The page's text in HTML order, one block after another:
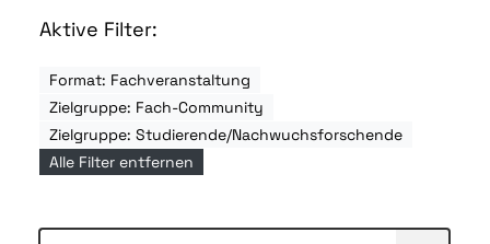
Aktive Filter:
Format: Fachveranstaltung
Zielgruppe: Fach-Community
Zielgruppe: Studierende/Nachwuchsforschende
Alle Filter entfernen